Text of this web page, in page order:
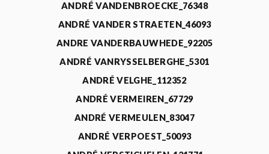
ANDRÉ VANDENBROECKE_76348
ANDRÉ VANDER STRAETEN_46093
ANDRE VANDERBAUWHEDE_92205
ANDRÉ VANRYSSELBERGHE_5301
ANDRÉ VELGHE_112352
ANDRÉ VERMEIREN_67729
ANDRÉ VERMEULEN_83047
ANDRÉ VERPOEST_50093